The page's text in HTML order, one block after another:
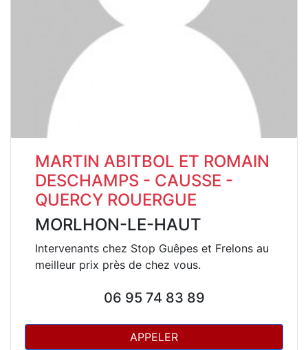
MARTIN ABITBOL ET ROMAIN
DESCHAMPS - CAUSSE -
QUERCY ROUERGUE
MORLHON-LE-HAUT
Intervenants chez Stop Guêpes et Frelons au
meilleur prix près de chez vous.
06 95 74 83 89
APPELER